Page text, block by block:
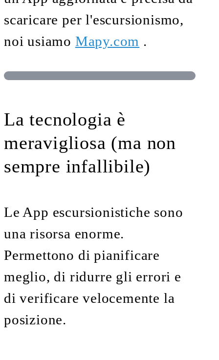
scaricare per l'escursionismo,
noi usiamo Mapy.com .
La tecnologia è
meravigliosa (ma non
sempre infallibile)
Le App escursionistiche sono
una risorsa enorme.
Permettono di pianificare
meglio, di ridurre gli errori e
di verificare velocemente la
posizione.